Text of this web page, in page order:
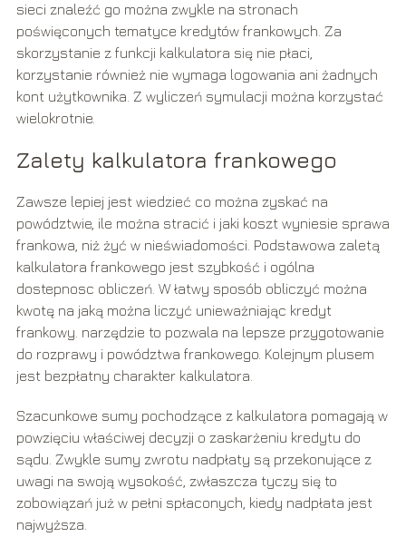
sieci znaleźć go można zwykle na stronach
poświęconych tematyce kredytów frankowych. Za
skorzystanie z funkcji kalkulatora się nie płaci,
korzystanie również nie wymaga logowania ani żadnych
kont użytkownika. Z wyliczeń symulacji można korzystać
wielokrotnie.
Zalety kalkulatora frankowego
Zawsze lepiej jest wiedzieć co można zyskać na
powództwie, ile można stracić i jaki koszt wyniesie sprawa
frankowa, niż żyć w nieświadomości. Podstawowa zaletą
kalkulatora frankowego jest szybkość i ogólna
dostepnosc obliczeń. W łatwy sposób obliczyć można
kwotę na jaką można liczyć unieważniając kredyt
frankowy. narzędzie to pozwala na lepsze przygotowanie
do rozprawy i powództwa frankowego. Kolejnym plusem
jest bezpłatny charakter kalkulatora.
Szacunkowe sumy pochodzące z kalkulatora pomagają w
powzięciu właściwej decyzji o zaskarżeniu kredytu do
sądu. Zwykle sumy zwrotu nadpłaty są przekonujące z
uwagi na swoją wysokość, zwłaszcza tyczy się to
zobowiązań już w pełni spłaconych, kiedy nadpłata jest
najwyższa.